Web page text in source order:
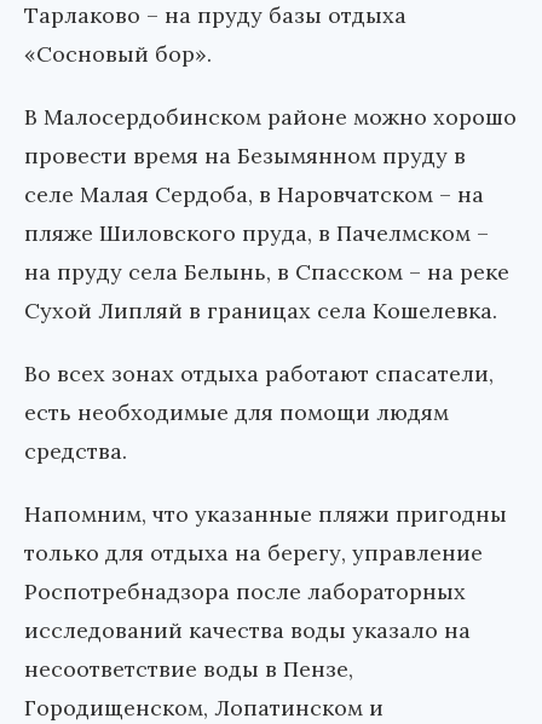
Тарлаково – на пруду базы отдыха
«Сосновый бор».
В Малосердобинском районе можно хорошо
провести время на Безымянном пруду в
селе Малая Сердоба, в Наровчатском – на
пляже Шиловского пруда, в Пачелмском –
на пруду села Белынь, в Спасском – на реке
Сухой Липляй в границах села Кошелевка.
Во всех зонах отдыха работают спасатели,
есть необходимые для помощи людям
средства.
Напомним, что указанные пляжи пригодны
только для отдыха на берегу, управление
Роспотребнадзора после лабораторных
исследований качества воды указало на
несоответствие воды в Пензе,
Городищенском, Лопатинском и